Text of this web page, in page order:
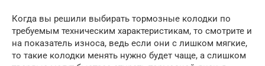
Когда вы решили выбирать тормозные колодки по
требуемым техническим характеристикам, то смотрите и
на показатель износа, ведь если они с лишком мягкие,
то такие колодки менять нужно будет чаще, а слишком